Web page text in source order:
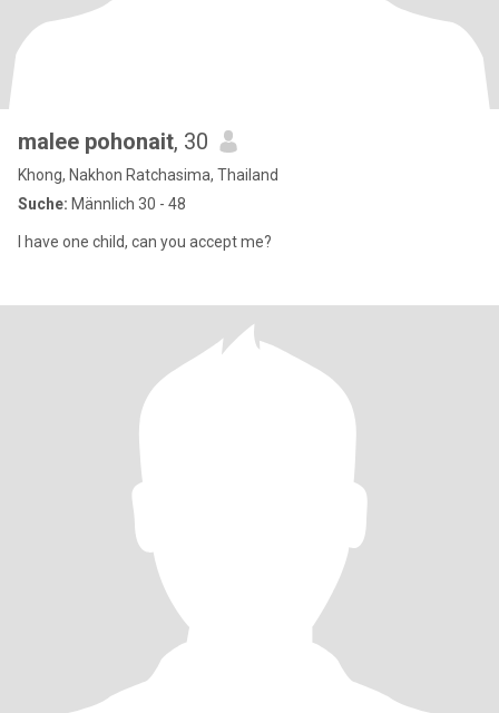
malee pohonait, 30
Khong, Nakhon Ratchasima, Thailand
Suche: Männlich 30 - 48
I have one child, can you accept me?